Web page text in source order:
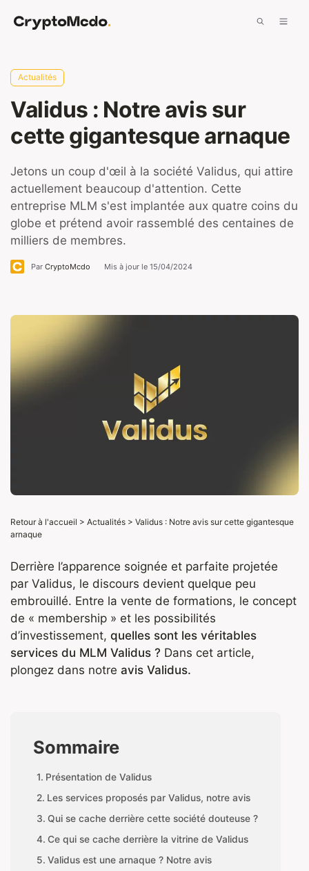
Actualités
Validus : Notre avis sur
cette gigantesque arnaque
Jetons un coup d'œil à la société Validus, qui attire
actuellement beaucoup d'attention. Cette
entreprise MLM s'est implantée aux quatre coins du
globe et prétend avoir rassemblé des centaines de
milliers de membres.
Par CryptoMcdo Mis à jour le 15/04/2024
Retour à l'accueil > Actualités > Validus : Notre avis sur cette gigantesque
arnaque
Derrière l’apparence soignée et parfaite projetée
par Validus, le discours devient quelque peu
embrouillé. Entre la vente de formations, le concept
de « membership » et les possibilités
d’investissement, quelles sont les véritables
services du MLM Validus ? Dans cet article,
plongez dans notre avis Validus.
Sommaire
Présentation de Validus
Les services proposés par Validus, notre avis
Qui se cache derrière cette société douteuse ?
Ce qui se cache derrière la vitrine de Validus
Validus est une arnaque ? Notre avis